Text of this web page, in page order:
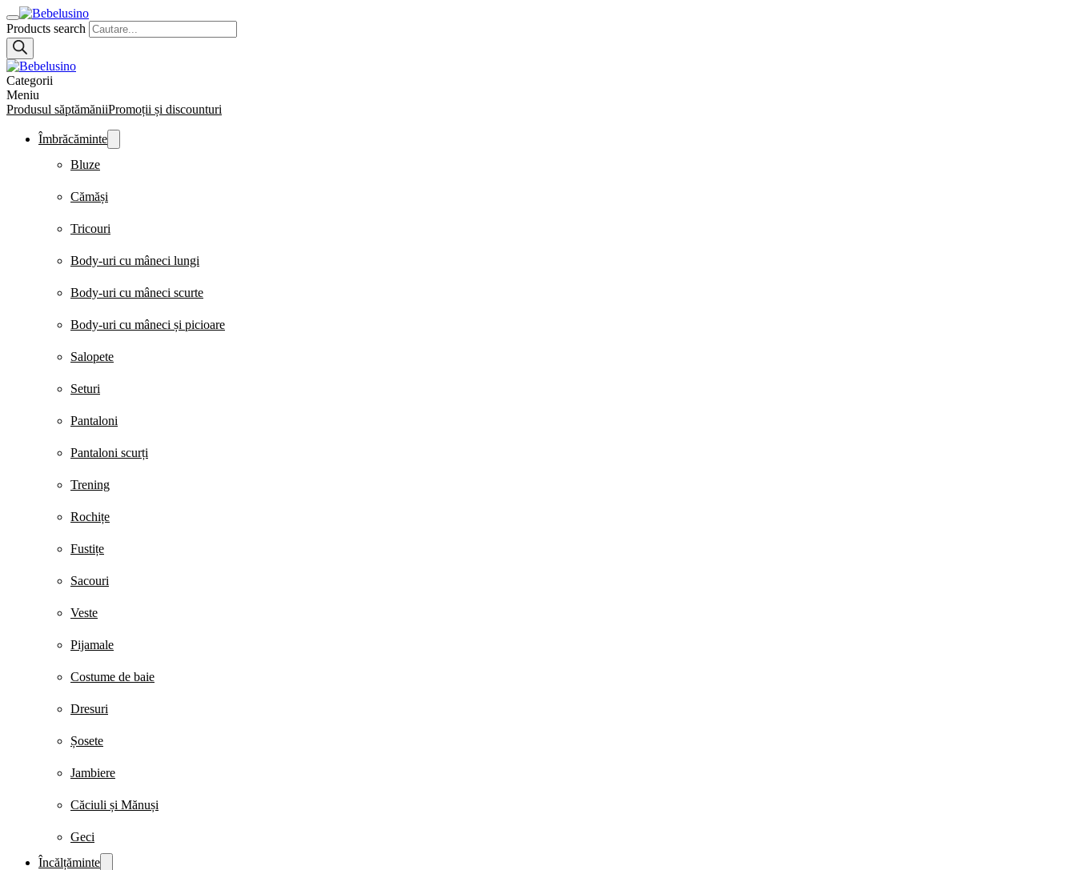
Products search
Categorii
Meniu
Produsul săptămăniiPromoții și discounturi
Îmbrăcăminte
Bluze
Cămăși
Tricouri
Body-uri cu mâneci lungi
Body-uri cu mâneci scurte
Body-uri cu mâneci și picioare
Salopete
Seturi
Pantaloni
Pantaloni scurți
Trening
Rochițe
Fustițe
Sacouri
Veste
Pijamale
Costume de baie
Dresuri
Șosete
Jambiere
Căciuli și Mănuși
Geci
Încălțăminte